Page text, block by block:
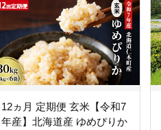
12ヵ月 定期便 玄米【令和7
年産】北海道産 ゆめぴりか